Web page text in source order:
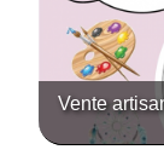
Vente